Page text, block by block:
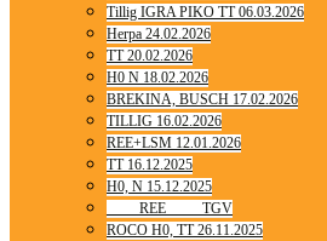
Tillig IGRA PIKO TT 06.03.2026
Herpa 24.02.2026
TT 20.02.2026
H0 N 18.02.2026
BREKINA, BUSCH 17.02.2026
TILLIG 16.02.2026
REE+LSM 12.01.2026
TT 16.12.2025
H0, N 15.12.2025
____ REE ____ TGV
ROCO H0, TT 26.11.2025